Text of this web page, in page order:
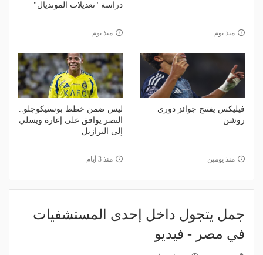
منذ يوم
دراسة "تعديلات المونديال"
منذ يوم
فيليكس يفتتح جوائز دوري
روشن
منذ يومين
ليس ضمن خطط بوستيكوجلو..
النصر يوافق على إعارة ويسلي
إلى البرازيل
منذ 3 أيام
جمل يتجول داخل إحدى المستشفيات
في مصر - فيديو